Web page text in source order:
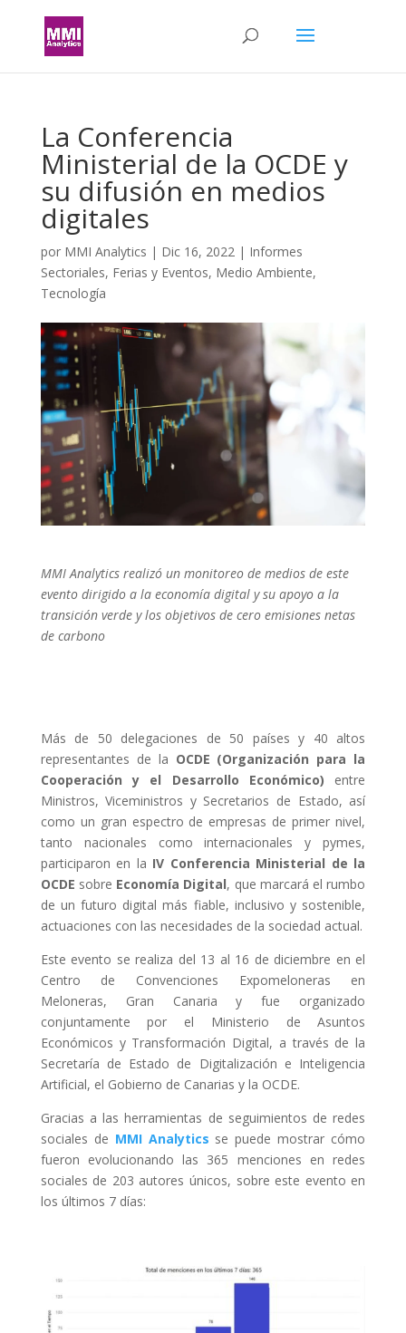
La Conferencia
Ministerial de la OCDE y
su difusión en medios
digitales
por MMI Analytics | Dic 16, 2022| Informes
Sectoriales, Ferias y Eventos, Medio Ambiente,
Tecnología
MMI Analytics realizó un monitoreo de medios de este
evento dirigido a la economía digital y su apoyo a la
transición verde y los objetivos de cero emisiones netas
de carbono
Más de 50 delegaciones de 50 países y 40 altos
representantes de la OCDE (Organización para la
Cooperación y el Desarrollo Económico) entre
Ministros, Viceministros y Secretarios de Estado, así
como un gran espectro de empresas de primer nivel,
tanto nacionales como internacionales y pymes,
participaron en la IV Conferencia Ministerial de la
OCDE sobre Economía Digital, que marcará el rumbo
de un futuro digital más fiable, inclusivo y sostenible,
actuaciones con las necesidades de la sociedad actual.
Este evento se realiza del 13 al 16 de diciembre en el
Centro de Convenciones Expomeloneras en
Meloneras, Gran Canaria y fue organizado
conjuntamente por el Ministerio de Asuntos
Económicos y Transformación Digital, a través de la
Secretaría de Estado de Digitalización e Inteligencia
Artificial, el Gobierno de Canarias y la OCDE.
Gracias a las herramientas de seguimientos de redes
sociales de MMI Analytics se puede mostrar cómo
fueron evolucionando las 365 menciones en redes
sociales de 203 autores únicos, sobre este evento en
los últimos 7 días: